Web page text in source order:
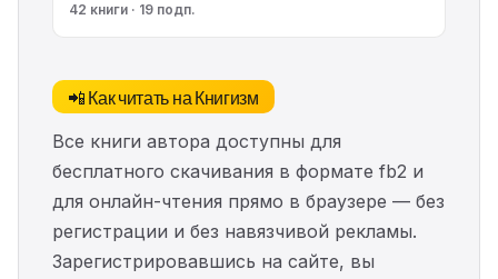
42 книги · 19 подп.
📲 Как читать на Книгизм
Все книги автора доступны для
бесплатного скачивания в формате fb2 и
для онлайн-чтения прямо в браузере — без
регистрации и без навязчивой рекламы.
Зарегистрировавшись на сайте, вы